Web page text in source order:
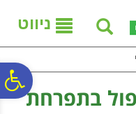
ניווט
בתפרחת